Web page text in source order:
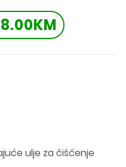
ulje za čišćenje